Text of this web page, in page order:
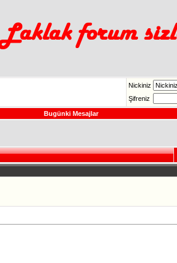
Nickiniz
Şifreniz
Bugünki Mesajlar